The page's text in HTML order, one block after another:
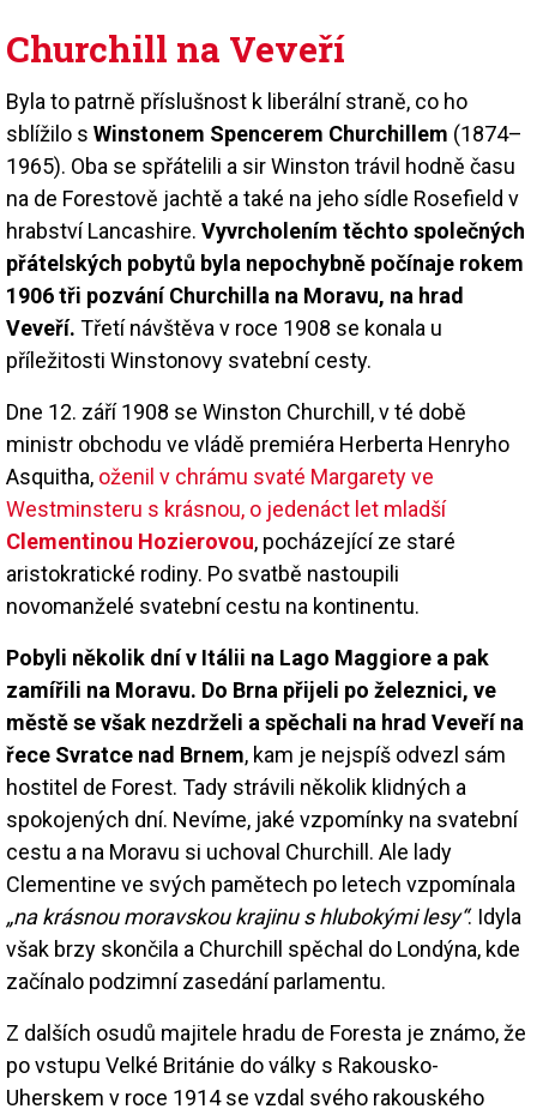
Churchill na Veveří
Byla to patrně příslušnost k liberální straně, co ho
sblížilo s Winstonem Spencerem Churchillem (1874–
1965). Oba se spřátelili a sir Winston trávil hodně času
na de Forestově jachtě a také na jeho sídle Rosefield v
hrabství Lancashire. Vyvrcholením těchto společných
přátelských pobytů byla nepochybně počínaje rokem
1906 tři pozvání Churchilla na Moravu, na hrad
Veveří. Třetí návštěva v roce 1908 se konala u
příležitosti Winstonovy svatební cesty.
Dne 12. září 1908 se Winston Churchill, v té době
ministr obchodu ve vládě premiéra Herberta Henryho
Asquitha, oženil v chrámu svaté Margarety ve
Westminsteru s krásnou, o jedenáct let mladší
Clementinou Hozierovou, pocházející ze staré
aristokratické rodiny. Po svatbě nastoupili
novomanželé svatební cestu na kontinentu.
Pobyli několik dní v Itálii na Lago Maggiore a pak
zamířili na Moravu. Do Brna přijeli po železnici, ve
městě se však nezdrželi a spěchali na hrad Veveří na
řece Svratce nad Brnem, kam je nejspíš odvezl sám
hostitel de Forest. Tady strávili několik klidných a
spokojených dní. Nevíme, jaké vzpomínky na svatební
cestu a na Moravu si uchoval Churchill. Ale lady
Clementine ve svých pamětech po letech vzpomínala
„na krásnou moravskou krajinu s hlubokými lesy“. Idyla
však brzy skončila a Churchill spěchal do Londýna, kde
začínalo podzimní zasedání parlamentu.
Z dalších osudů majitele hradu de Foresta je známo, že
po vstupu Velké Británie do války s Rakousko-
Uherskem v roce 1914 se vzdal svého rakouského